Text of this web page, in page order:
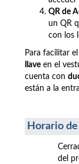
QR de
un QR
con los
Para facilitar
llave en el
cuenta con
están a la
Horario
del